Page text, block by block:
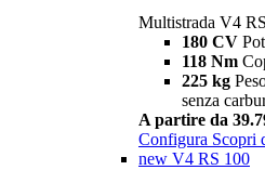
Multistrada V4 RS
180 CV
118 Nm
225 kg
senza
A partire da
Configura Scopri
new V4 RS 100